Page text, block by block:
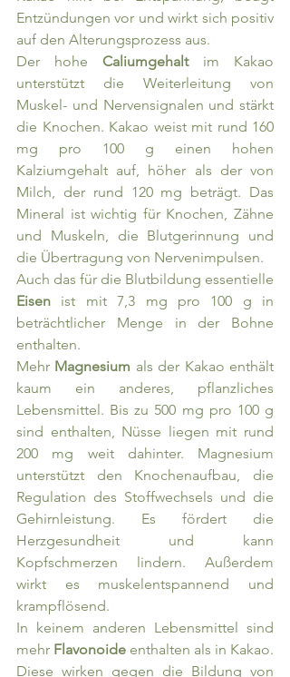
Entzündungen vor und wirkt sich positiv
auf den Alterungsprozess aus.
Der hohe Caliumgehalt im Kakao
unterstützt die Weiterleitung von
Muskel- und Nervensignalen und stärkt
die Knochen. Kakao weist mit rund 160
mg pro 100 g einen hohen
Kalziumgehalt auf, höher als der von
Milch, der rund 120 mg beträgt. Das
Mineral ist wichtig für Knochen, Zähne
und Muskeln, die Blutgerinnung und
die Übertragung von Nervenimpulsen.
Eisen ist mit 7,3 mg pro 100 g in
beträchtlicher Menge in der Bohne
enthalten.
Mehr Magnesium als der Kakao enthält
kaum ein anderes, pflanzliches
Lebensmittel. Bis zu 500 mg pro 100 g
sind enthalten, Nüsse liegen mit rund
200 mg weit dahinter. Magnesium
unterstützt den Knochenaufbau, die
Regulation des Stoffwechsels und die
Gehirnleistung. Es fördert die
Herzgesundheit und kann
Kopfschmerzen lindern. Außerdem
wirkt es muskelentspannend und
krampflösend.
In keinem anderen Lebensmittel sind
mehr Flavonoide enthalten als in Kakao.
Diese wirken gegen die Bildung von